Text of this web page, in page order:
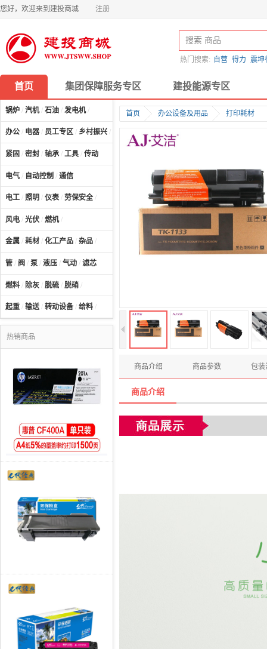
您好，欢迎来到建投商城 注册
热门搜索: 自营 得力 震坤
首页 集团保障服务专区 建投能源专区
锅炉 / 汽机/ 石油 / 发电机/
办公 / 电器 / 员工专区 / 乡村振兴 / 计算机及配件
紧固 / 密封 / 轴承 / 工具 / 传动
电气 / 自动控制 / 通信
电工 / 照明 / 仪表 / 劳保安全 /
风电 / 光伏 / 燃机/
金属 / 耗材 / 化工产品 / 杂品 /
管 / 阀 / 泵 / 液压 / 气动 / 滤芯
燃料 / 除灰 / 脱硫 / 脱硝 /
起重 / 输送/ 转动设备 / 给料 /
热销商品
首页 办公设备及用品 打印耗材
商品介绍 商品参数 包装
商品介绍